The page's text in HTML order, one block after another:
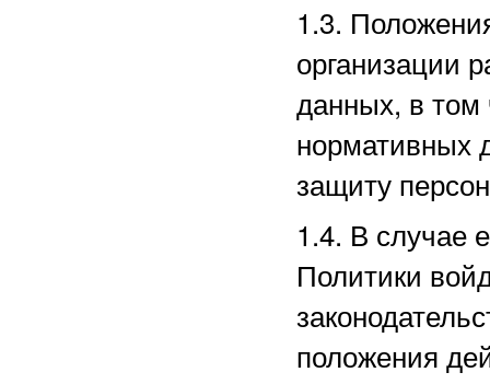
1.3.
организации
данных, в том
нормативных
защиту
1.4. В случае
Политики
положения